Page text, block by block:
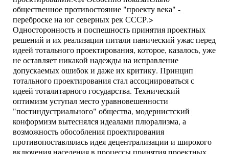
общественное противостояние "проекту века" -
переброске на юг северных рек СССР.>
Односторонность и поспешность принятия проектных
решений и их реализации питали панический ужас перед
идеей тотального проектирования, которое, казалось, уже
не оставляет никакой надежды на исправление
допускаемых ошибок и даже их критику. Принцип
тотального проектирования стал ассоциироваться с
идеей тоталитарного государства. Технический
оптимизм уступал место уравновешенности
"постиндустриального" общества, модернистский
конформизм вытеснялся идеалами плюрализма, а
возможность обособления проектирования
противопоставлялась идея децентрализации и широкого